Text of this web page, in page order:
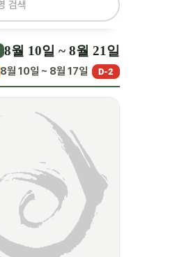
8월 10일 ~ 8월 21일
8월 10일 ~ 8월 17일 D-2